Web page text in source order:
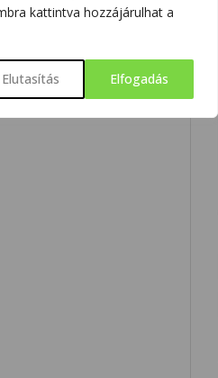
kattintva hozzájárulhat a
Elutasítás Elfogadás